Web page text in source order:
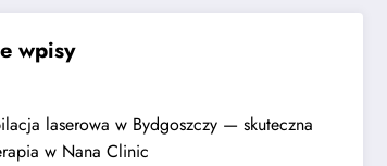
wpisy
laserowa w Bydgoszczy — skuteczna
w Nana Clinic